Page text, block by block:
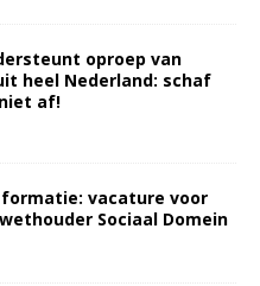
oproep van
heel Nederland: schaf
af!
vacature voor
Sociaal Domein